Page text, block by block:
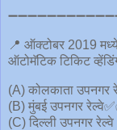
📍 ऑक्टोबर 2019
ऑटोमॅटिक टिकिट
(A) कोलकाता उपनगर
(B) मुंबई उपनगर
(C) दिल्ली उपनगर रेल्वे